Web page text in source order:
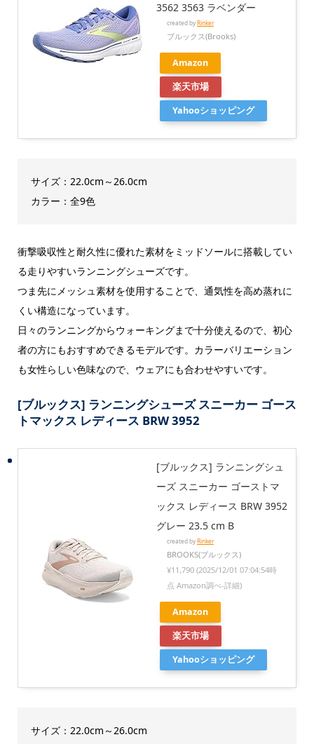
3562 3563 ラベンダー
created by Rinker
ブルックス(Brooks)
Amazon
楽天市場
Yahooショッピング
サイズ：22.0cm～26.0cm
カラー：全9色
衝撃吸収性と耐久性に優れた素材をミッドソールに搭載してい
る走りやすいランニングシューズです。
つま先にメッシュ素材を使用することで、通気性を高め蒸れに
くい構造になっています。
日々のランニングからウォーキングまで十分使えるので、初心
者の方にもおすすめできるモデルです。カラーバリエーション
も女性らしい色味なので、ウェアにも合わせやすいです。
[ブルックス] ランニングシューズ スニーカー ゴース
トマックス レディース BRW 3952
[ブルックス] ランニングシュ
ーズ スニーカー ゴーストマ
ックス レディース BRW 3952
グレー 23.5 cm B
created byRinker
BROOKS(ブルックス)
¥11,790 (2025/12/01 07:04:54時
点 Amazon調べ-詳細)
Amazon
楽天市場
Yahooショッピング
サイズ：22.0cm～26.0cm